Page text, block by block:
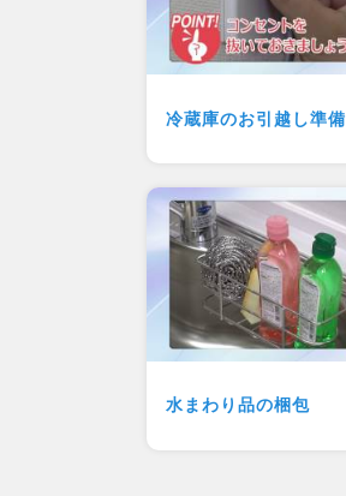
冷蔵庫のお引越し準備
水まわり品の梱包